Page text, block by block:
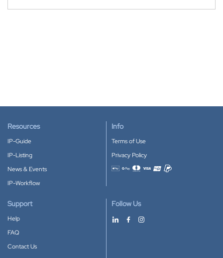
Resources
IP-Guide
IP-Listing
News & Events
IP-Workflow
Info
Terms of Use
Privacy Policy
Accepted payment methods
Support
Help
FAQ
Contact Us
Follow Us